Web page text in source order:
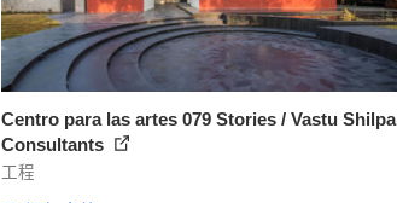
Centro para las artes 079 Stories / Vastu Shilpa
Consultants
工程